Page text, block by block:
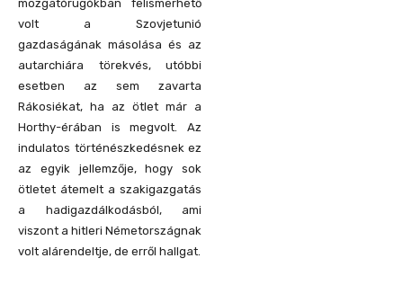
mozgatórugókban felismerhető
volt a Szovjetunió
gazdaságának másolása és az
autarchiára törekvés, utóbbi
esetben az sem zavarta
Rákosiékat, ha az ötlet már a
Horthy-érában is megvolt. Az
indulatos történészkedésnek ez
az egyik jellemzője, hogy sok
ötletet átemelt a szakigazgatás
a hadigazdálkodásból, ami
viszont a hitleri Németországnak
volt alárendeltje, de erről hallgat.